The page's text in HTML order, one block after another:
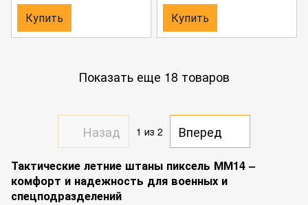
Купить Купить
Показать еще 18 товаров
Назад 1 из 2 Вперед
Тактические летние штаны пиксель ММ14 –
комфорт и надежность для военных и
спецподразделений